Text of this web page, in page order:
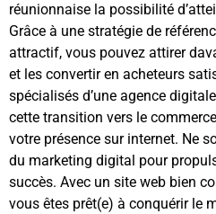
réunionnaise la possibilité
Grâce à une stratégie de
attractif, vous pouvez attirer
et les convertir en acheteurs
spécialisés d’une agence
cette transition vers le
votre présence sur internet. Ne
du marketing digital pour
succès. Avec un site web bien
vous êtes prêt(e) à conquérir le